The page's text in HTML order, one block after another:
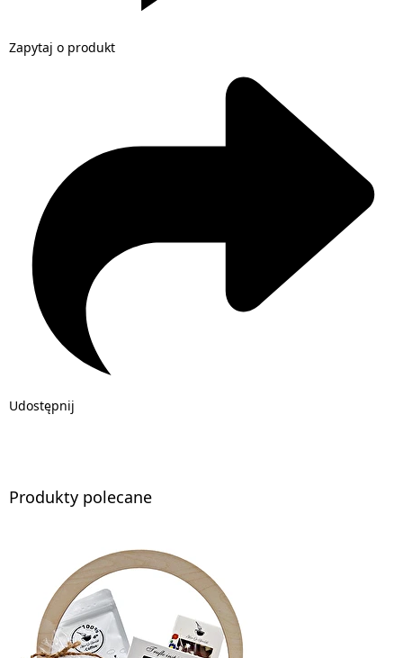
Zapytaj o produkt
Udostępnij
Produkty polecane